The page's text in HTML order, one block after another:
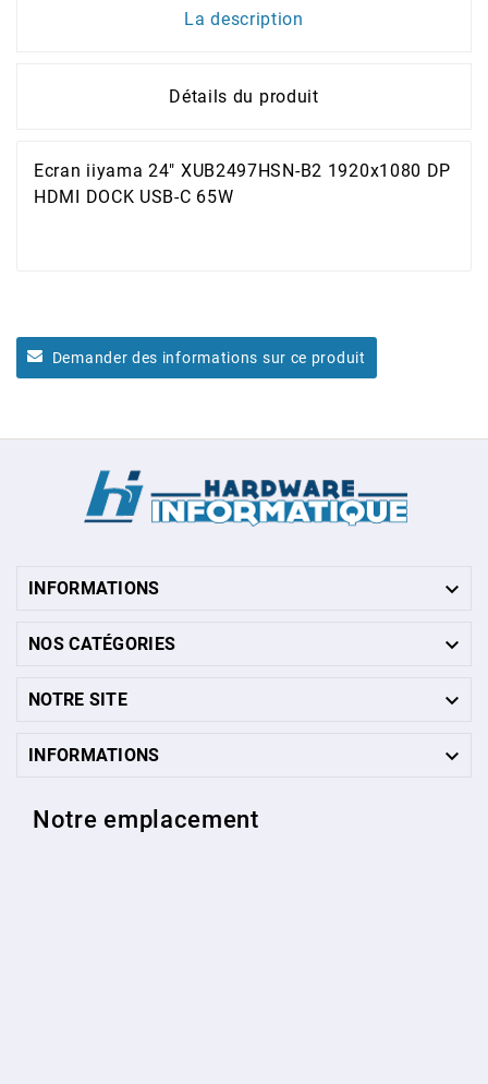
La description
Détails du produit
Ecran iiyama 24" XUB2497HSN-B2 1920x1080 DP
HDMI DOCK USB-C 65W
Demander des informations sur ce produit
INFORMATIONS 
NOS CATÉGORIES 
NOTRE SITE 
INFORMATIONS 
Notre emplacement